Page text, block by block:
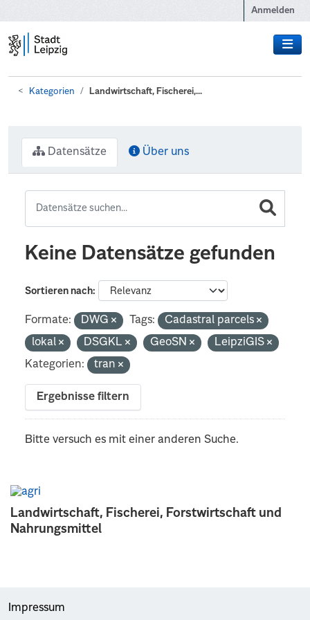
Anmelden
Kategorien Landwirtschaft, Fischerei,...
Landwirtschaft, Fischerei, Forstwirtschaft und
Nahrungsmittel
Datensätze Über uns
Keine Datensätze gefunden
Sortieren nach
Formate: DWG Tags:
Cadastral parcels
lokal
DSGKL GeoSN
LeipziGIS
Kategorien:
tran
Ergebnisse filtern
Bitte versuch es mit einer anderen Suche.
Impressum